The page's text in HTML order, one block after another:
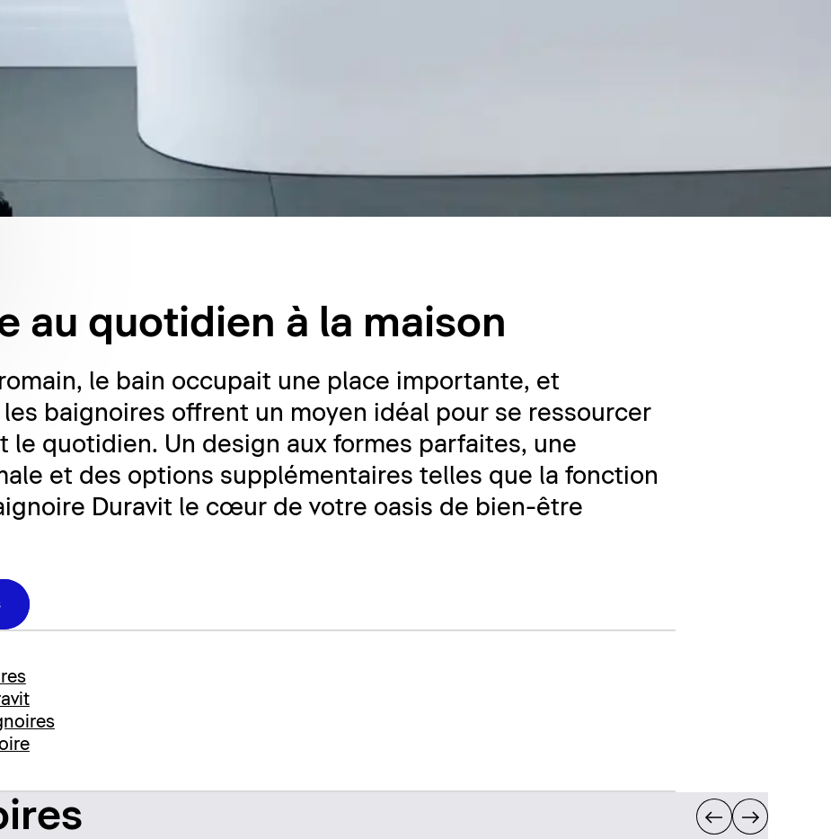
au quotidien à la maison
le bain occupait une place importante, et
baignoires offrent un moyen idéal pour se ressourcer
le quotidien. Un design aux formes parfaites, une
et des options supplémentaires telles que la fonction
Duravit le cœur de votre oasis de bien-être